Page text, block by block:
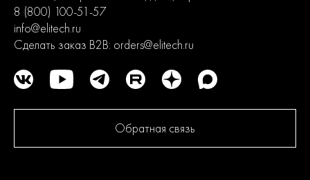
8 (800) 100-51-57
info@elitech.ru
Сделать заказ B2B: orders@elitech.ru
Обратная связь